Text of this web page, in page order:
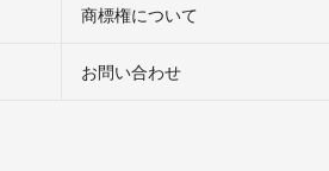
商標権について
お問い合わせ